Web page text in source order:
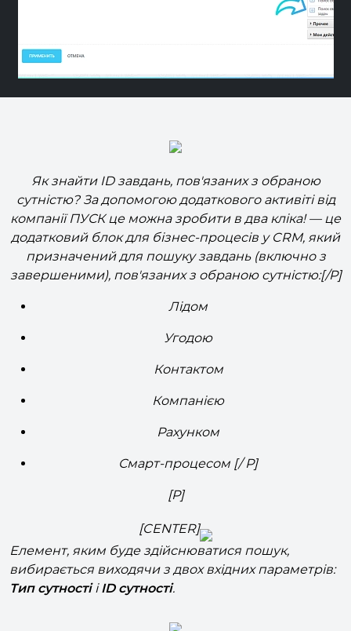
Як знайти ID завдань, пов'язаних з обраною
сутністю? За допомогою додаткового активіті від
компанії ПУСК це можна зробити в два кліка! — це
додатковий блок для бізнес-процесів у CRM, який
призначений для пошуку завдань (включно з
завершеними), пов'язаних з обраною сутністю:[/P]
Лідом
Угодою
Контактом
Компанією
Рахунком
Смарт-процесом [/ P]
[P]
[CENTER]
Елемент, яким буде здійснюватися пошук,
вибирається виходячи з двох вхідних параметрів: